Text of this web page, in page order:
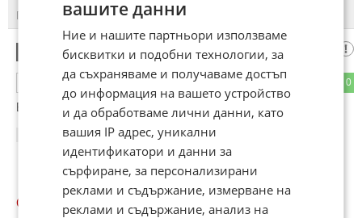
ПОСЛЕДНИ ПЪРВИ
0
ОТГОВОР
БРАВО САМО ТАКА С Б....ЦИ ТЕ
27.01.2013
ОЩЕ
вашите данни
Ние и нашите партньори използваме
бисквитки и подобни технологии, за
да съхраняваме и получаваме достъп
до информация на вашето устройство
и да обработваме лични данни, като
вашия IP адрес, уникални
идентификатори и данни за
сърфиране, за персонализирани
реклами и съдържание, измерване на
реклами и съдържание, анализ на